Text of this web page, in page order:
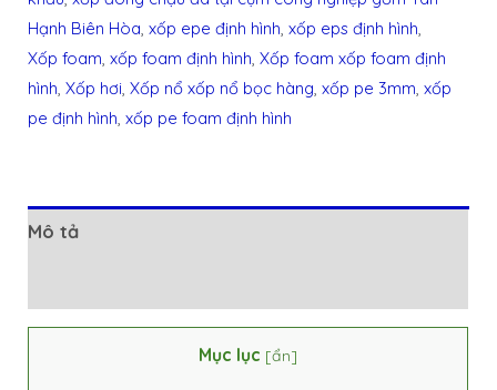
Hạnh Biên Hòa,xốp epe định hình,xốp eps định hình,
Xốp foam,xốp foam định hình,Xốp foam xốp foam định
hình,Xốp hơi,Xốp nổ xốp nổ bọc hàng,xốp pe 3mm,xốp
pe định hình,xốp pe foam định hình
Mô tả
Mục lục [ẩn]